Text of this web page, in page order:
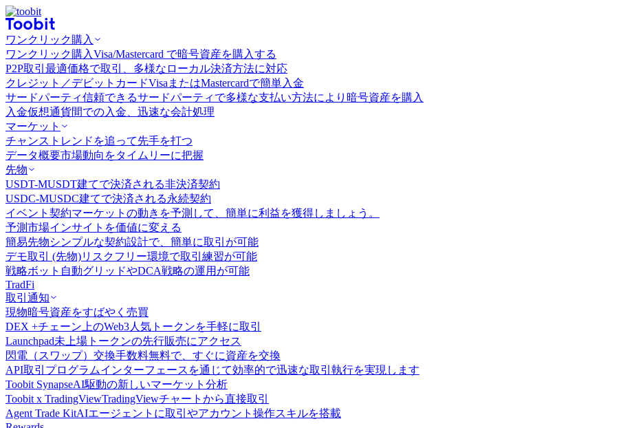
ワンクリック購入
ワンクリック購入Visa/Mastercard で暗号資産を購入する
P2P取引 最適価格で取引、多様なローカル決済方法に対応
クレジット／デビットカードVisaまたはMastercardで簡単入金
サードパーティ信頼できるサードパーティで多様な支払い方法により暗号資産を購入
入金仮想通貨間での入金、迅速な会計処理
マーケット
チャンス トレンドを追って先手を打つ
データ概要市場動向をタイムリーに把握
先物
USDT-MUSDT建てで決済される非決済契約
USDC-MUSDC建てで決済される永続契約
イベント契約マーケットの動きを予測して、簡単に利益を獲得しましょう。
予測市場インサイトを価値に変える
簡易先物シンプルな契約設計で、簡単に取引が可能
デモ取引 (先物)リスクフリー環境で取引練習が可能
戦略ボット 自動グリッドやDCA戦略の運用が可能
TradFi
取引通知
現物暗号資産をすばやく売買
DEX +チェーン上のWeb3人気トークンを手軽に取引
Launchpad未上場トークンの先行販売にアクセス
閃電（スワップ）交換手数料無料で、すぐに資産を交換
API取引 プログラムインターフェースを通じて効率的で迅速な取引執行を実現します
Toobit SynapseAI駆動の新しいマーケット分析
Toobit x TradingViewTradingViewチャートから直接取引
Agent Trade KitAIエージェントに取引やアカウント操作スキルを搭載